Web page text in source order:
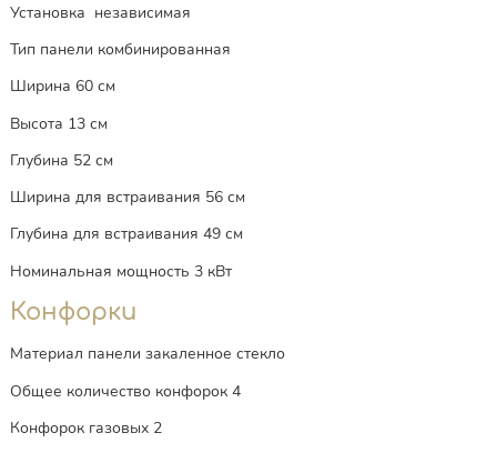
Установка независимая
Тип панели комбинированная
Ширина 60 см
Высота 13 см
Глубина 52 см
Ширина для встраивания 56 см
Глубина для встраивания 49 см
Номинальная мощность 3 кВт
Конфорки
Материал панели закаленное стекло
Общее количество конфорок 4
Конфорок газовых 2